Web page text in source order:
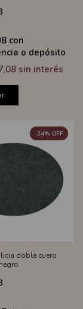
con
o depósito
sin interés
doble cuero
-24% OFF